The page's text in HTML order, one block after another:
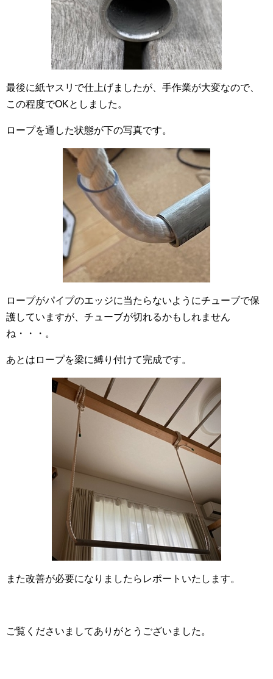
最後に紙ヤスリで仕上げましたが、手作業が大変なので、
この程度でOKとしました。
ロープを通した状態が下の写真です。
ロープがパイプのエッジに当たらないようにチューブで保
護していますが、チューブが切れるかもしれません
ね・・・。
あとはロープを梁に縛り付けて完成です。
また改善が必要になりましたらレポートいたします。
ご覧くださいましてありがとうございました。